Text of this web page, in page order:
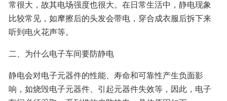
常很大，故其电场强度也很大。在日常生活中，静电现象
比较常见，如摩擦后的头发会带电，穿合成衣服后拆下来
听到电火花声等。
二、为什么电子车间要防静电
静电会对电子元器件的性能、寿命和可靠性产生负面影
响，如烧毁电子元器件、引起元器件失效等，因此，电子